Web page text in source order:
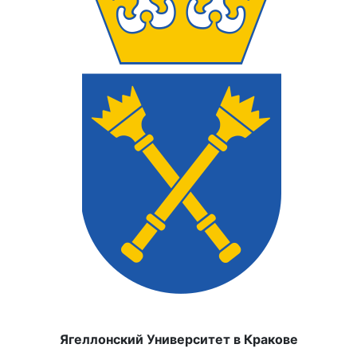
Ягеллонский Университет в Кракове